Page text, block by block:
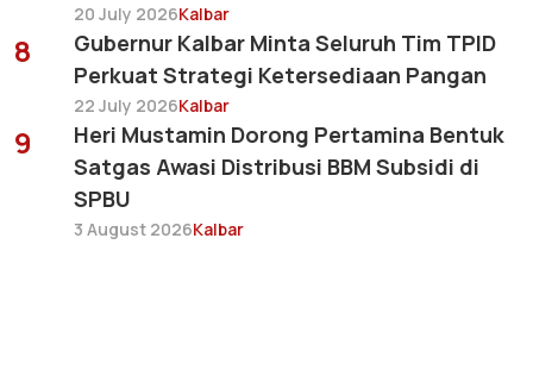
20 July 2026Kalbar
8
Gubernur Kalbar Minta Seluruh Tim TPID
Perkuat Strategi Ketersediaan Pangan
22 July 2026Kalbar
9
Heri Mustamin Dorong Pertamina Bentuk
Satgas Awasi Distribusi BBM Subsidi di
SPBU
3 August 2026Kalbar